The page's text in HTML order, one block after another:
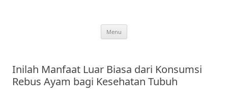
Menu
Inilah Manfaat Luar Biasa dari Konsumsi
Rebus Ayam bagi Kesehatan Tubuh